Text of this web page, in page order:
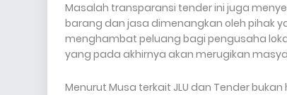
Masalah transparansi tender ini juga
barang dan jasa dimenangkan oleh pihak
menghambat peluang bagi pengusaha
yang pada akhirnya akan merugikan
Menurut Musa terkait JLU dan Tender